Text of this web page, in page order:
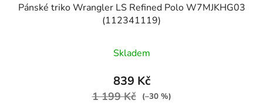
Pánské triko Wrangler LS Refined Polo W7MJKHG03
(112341119)
Skladem
839 Kč
1 199 Kč (–30 %)